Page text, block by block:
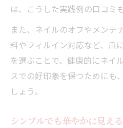
は、こうした実践例の口コミ
また、ネイルのオフやメンテ
料やフィルイン対応など、爪
を選ぶことで、健康的にネイ
スでの好印象を保つためにも
しょう。
シンプルでも華やかに見え